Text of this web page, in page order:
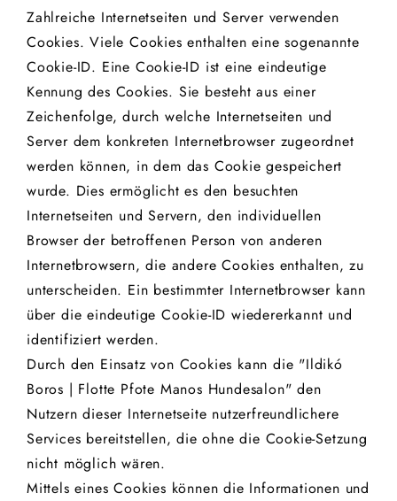
Zahlreiche Internetseiten und Server verwenden
Cookies. Viele Cookies enthalten eine sogenannte
Cookie-ID. Eine Cookie-ID ist eine eindeutige
Kennung des Cookies. Sie besteht aus einer
Zeichenfolge, durch welche Internetseiten und
Server dem konkreten Internetbrowser zugeordnet
werden können, in dem das Cookie gespeichert
wurde. Dies ermöglicht es den besuchten
Internetseiten und Servern, den individuellen
Browser der betroffenen Person von anderen
Internetbrowsern, die andere Cookies enthalten, zu
unterscheiden. Ein bestimmter Internetbrowser kann
über die eindeutige Cookie-ID wiedererkannt und
identifiziert werden.
Durch den Einsatz von Cookies kann die "Ildikó
Boros | Flotte Pfote Manos Hundesalon" den
Nutzern dieser Internetseite nutzerfreundlichere
Services bereitstellen, die ohne die Cookie-Setzung
nicht möglich wären.
Mittels eines Cookies können die Informationen und